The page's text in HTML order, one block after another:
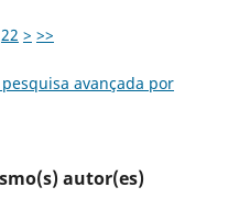
22 > >>
avançada por
autor(es)